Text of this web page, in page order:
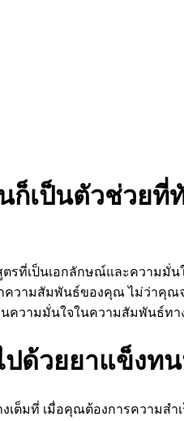
ก็เป็นตัวช่วยที่
รที่เป็นเอกลักษณ์และความมั่
วามสัมพันธ์ของคุณ ไม่ว่าคุ
วามมั่นใจในความสัมพันธ์ทา
ด้วยยาแข็งท
ต็มที่ เมื่อคุณต้องการความส